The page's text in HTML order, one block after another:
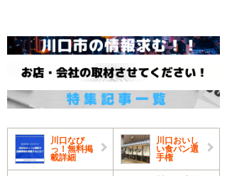
川口なび
っ！無料掲
載詳細
川口おいし
い食パン選
手権